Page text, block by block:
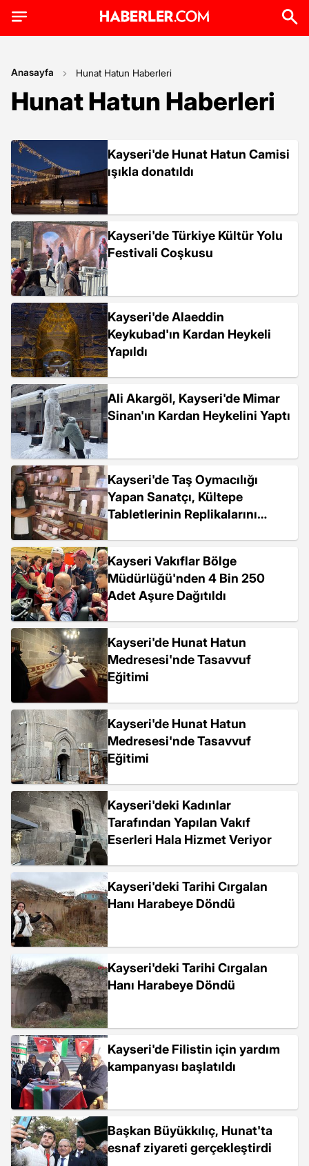
Anasayfa Hunat Hatun Haberleri
Hunat Hatun Haberleri
Kayseri'de Hunat Hatun Camisi
ışıkla donatıldı
Kayseri'de Türkiye Kültür Yolu
Festivali Coşkusu
Kayseri'de Alaeddin
Keykubad'ın Kardan Heykeli
Yapıldı
Ali Akargöl, Kayseri'de Mimar
Sinan'ın Kardan Heykelini Yaptı
Kayseri'de Taş Oymacılığı
Yapan Sanatçı, Kültepe
Tabletlerinin Replikalarını
Kayseri Vakıflar Bölge
Müdürlüğü'nden 4 Bin 250
Adet Aşure Dağıtıldı
Kayseri'de Hunat Hatun
Medresesi'nde Tasavvuf
Eğitimi
Kayseri'de Hunat Hatun
Medresesi'nde Tasavvuf
Eğitimi
Kayseri'deki Kadınlar
Tarafından Yapılan Vakıf
Eserleri Hala Hizmet Veriyor
Kayseri'deki Tarihi Cırgalan
Hanı Harabeye Döndü
Kayseri'deki Tarihi Cırgalan
Hanı Harabeye Döndü
Kayseri'de Filistin için yardım
kampanyası başlatıldı
Başkan Büyükkılıç, Hunat'ta
esnaf ziyareti gerçekleştirdi